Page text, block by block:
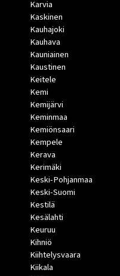
Karvia
Kaskinen
Kauhajoki
Kauhava
Kauniainen
Kaustinen
Keitele
Kemi
Kemijärvi
Keminmaa
Kemiönsaari
Kempele
Kerava
Kerimäki
Keski-Pohjanmaa
Keski-Suomi
Kestilä
Kesälahti
Keuruu
Kihniö
Kiihtelysvaara
Kiikala